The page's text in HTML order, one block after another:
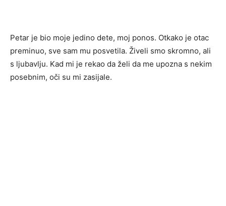
Petar je bio moje jedino dete, moj ponos. Otkako je otac
preminuo, sve sam mu posvetila. Živeli smo skromno, ali
s ljubavlju. Kad mi je rekao da želi da me upozna s nekim
posebnim, oči su mi zasijale.